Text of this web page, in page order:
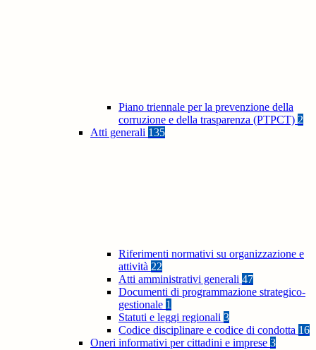
Piano triennale per la prevenzione della
corruzione e della trasparenza (PTPCT) 2
Atti generali 135
Riferimenti normativi su organizzazione e
attività 22
Atti amministrativi generali 47
Documenti di programmazione strategico-
gestionale 1
Statuti e leggi regionali 3
Codice disciplinare e codice di condotta 16
Oneri informativi per cittadini e imprese 3